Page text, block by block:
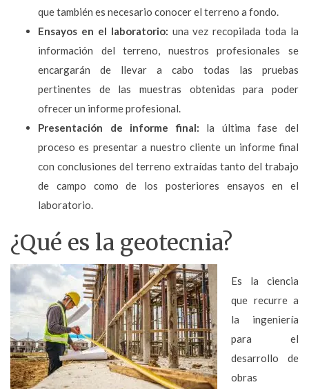
que también es necesario conocer el terreno a fondo.
Ensayos en el laboratorio: una vez recopilada toda la
información del terreno, nuestros profesionales se
encargarán de llevar a cabo todas las pruebas
pertinentes de las muestras obtenidas para poder
ofrecer un informe profesional.
Presentación de informe final: la última fase del
proceso es presentar a nuestro cliente un informe final
con conclusiones del terreno extraídas tanto del trabajo
de campo como de los posteriores ensayos en el
laboratorio.
¿Qué es la geotecnia?
Es la ciencia
que recurre a
la ingeniería
para el
desarrollo de
obras